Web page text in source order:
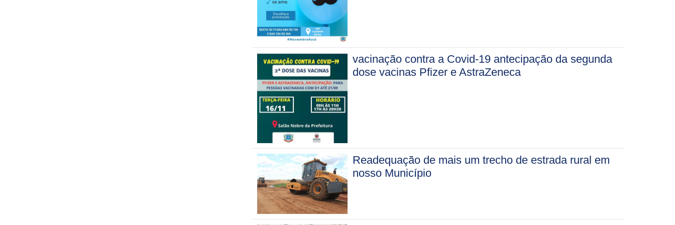
vacinação contra a Covid-19 antecipação da segunda
dose vacinas Pfizer e AstraZeneca
Readequação de mais um trecho de estrada rural em
nosso Município